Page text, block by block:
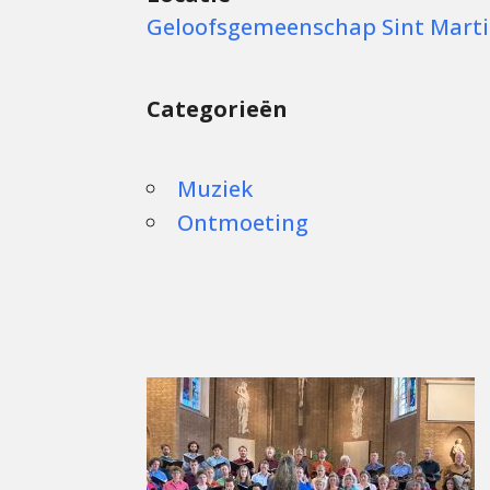
Geloofsgemeenschap Sint
Categorieën
Muziek
Ontmoeting